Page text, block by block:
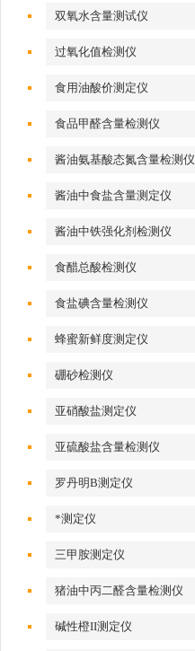
双氧水含量测试仪
过氧化值检测仪
食用油酸价测定仪
食品甲醛含量检测仪
酱油氨基酸态氮含量检测仪
酱油中食盐含量测定仪
酱油中铁强化剂检测仪
食醋总酸检测仪
食盐碘含量检测仪
蜂蜜新鲜度测定仪
硼砂检测仪
亚硝酸盐测定仪
亚硫酸盐含量检测仪
罗丹明B测定仪
*测定仪
三甲胺测定仪
猪油中丙二醛含量检测仪
碱性橙II测定仪